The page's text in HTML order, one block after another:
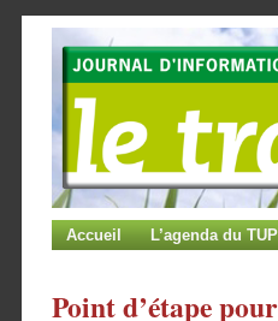
Accueil L’agenda du TUP
Point d’étape